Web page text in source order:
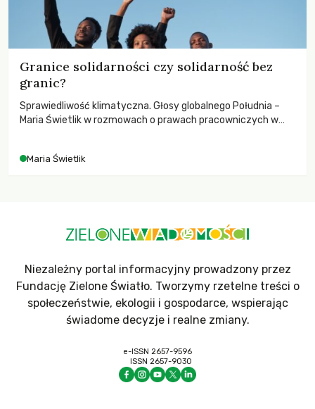
Granice solidarności czy solidarność bez
granic?
Sprawiedliwość klimatyczna. Głosy globalnego Południa –
Maria Świetlik w rozmowach o prawach pracowniczych w
Maria Świetlik
Niezależny portal informacyjny prowadzony przez
Fundację Zielone Światło. Tworzymy rzetelne treści o
społeczeństwie, ekologii i gospodarce, wspierając
świadome decyzje i realne zmiany.
e-ISSN 2657-9596
ISSN 2657-9030